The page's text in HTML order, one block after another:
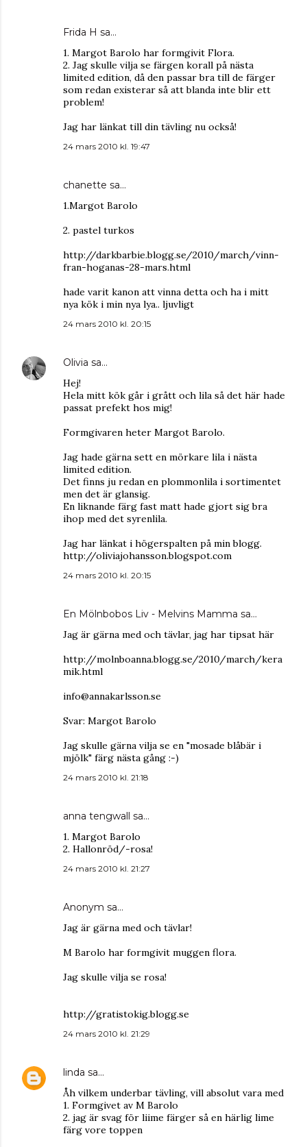
Frida H sa…
1. Margot Barolo har formgivit Flora.
2. Jag skulle vilja se färgen korall på nästa
limited edition, då den passar bra till de färger
som redan existerar så att blanda inte blir ett
problem!
Jag har länkat till din tävling nu också!
24 mars 2010 kl. 19:47
chanette sa…
1.Margot Barolo
2. pastel turkos
http://darkbarbie.blogg.se/2010/march/vinn-
fran-hoganas-28-mars.html
hade varit kanon att vinna detta och ha i mitt
nya kök i min nya lya.. ljuvligt
24 mars 2010 kl. 20:15
Olivia sa…
Hej!
Hela mitt kök går i grått och lila så det här hade
passat prefekt hos mig!
Formgivaren heter Margot Barolo.
Jag hade gärna sett en mörkare lila i nästa
limited edition.
Det finns ju redan en plommonlila i sortimentet
men det är glansig.
En liknande färg fast matt hade gjort sig bra
ihop med det syrenlila.
Jag har länkat i högerspalten på min blogg.
http://oliviajohansson.blogspot.com
24 mars 2010 kl. 20:15
En Mölnbobos Liv - Melvins Mamma sa…
Jag är gärna med och tävlar, jag har tipsat här
http://molnboanna.blogg.se/2010/march/kera
mik.html
info@annakarlsson.se
Svar: Margot Barolo
Jag skulle gärna vilja se en "mosade blåbär i
mjölk" färg nästa gång :-)
24 mars 2010 kl. 21:18
anna tengwall
sa…
1. Margot Barolo
2. Hallonröd/-rosa!
24 mars 2010 kl. 21:27
Anonym sa…
Jag är gärna med och tävlar!
M Barolo har formgivit muggen flora.
Jag skulle vilja se rosa!
http://gratistokig.blogg.se
24 mars 2010 kl. 21:29
linda sa…
Åh vilkem underbar tävling, vill absolut vara med
1. Formgivet av M Barolo
2. jag är svag för liime färger så en härlig lime
färg vore toppen